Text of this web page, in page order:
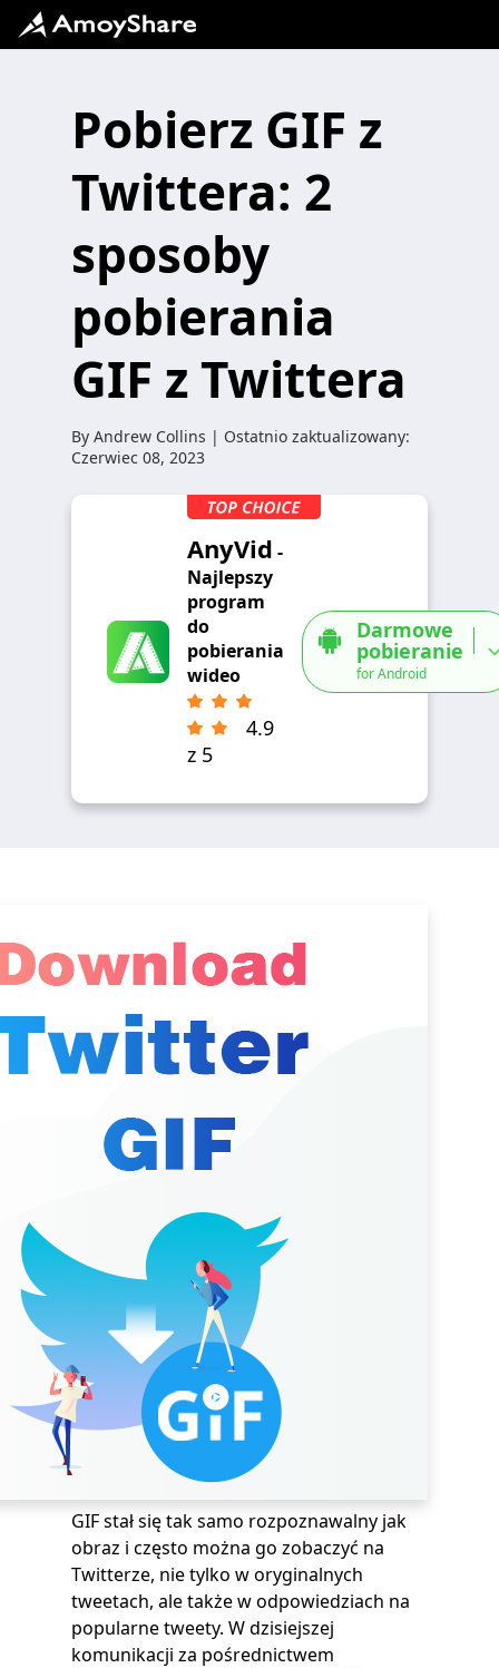
Pobierz GIF z
Twittera: 2
sposoby
pobierania
GIF z Twittera
By Andrew Collins | Ostatnio zaktualizowany:
Czerwiec 08, 2023
AnyVid -
Najlepszy
program
do
pobierania
wideo
4.9
z 5
Darmowe
pobieranie
for Android
GIF stał się tak samo rozpoznawalny jak
obraz i często można go zobaczyć na
Twitterze, nie tylko w oryginalnych
tweetach, ale także w odpowiedziach na
popularne tweety. W dzisiejszej
komunikacji za pośrednictwem